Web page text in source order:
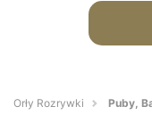
Orły Rozrywki Puby,